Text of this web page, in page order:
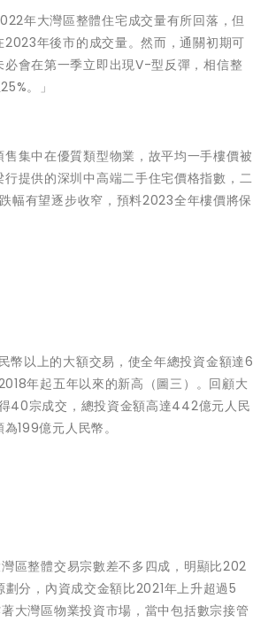
年大灣區整體住宅成交量有所回落，但
年後市的成交量。然而，通關初期可
會在第一季立即出現V-型反彈，相信整
。」
集中在優質類型物業，故平均一手樓價被
提供的深圳中高端二手住宅價格指數，二
幅有望逐步收窄，預料2023全年樓價將保
幣以上的大額交易，使全年總投資金額達6
年起五年以來的新高（圖三）。回顧大
40宗成交，總投資金額高達442億元人民
199億元人民幣。
區整體交易宗數差不多四成，明顯比202
分，內資成交金額比2021年上升超過5
大灣區物業投資市場，當中包括數宗接管